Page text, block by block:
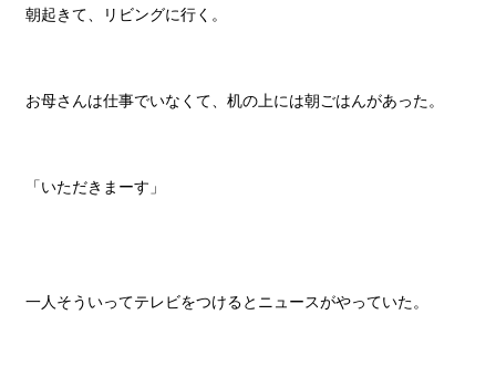
朝起きて、リビングに行く。
お母さんは仕事でいなくて、机の上には朝ごはんがあった。
「いただきまーす」
一人そういってテレビをつけるとニュースがやっていた。